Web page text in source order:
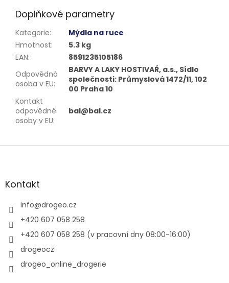
Doplňkové parametry
Kategorie:
Mýdla na ruce
Hmotnost:
5.3 kg
EAN:
8591235105186
Odpovědná
osoba v EU:
BARVY A LAKY HOSTIVAŘ, a.s., Sídlo
společnosti: Průmyslová 1472/11, 102
00 Praha 10
Kontakt
odpovědné
osoby v EU:
bal@bal.cz
Z
aKontakt
info@drogeo.cz
+420 607 058 258
+420 607 058 258 (v pracovní dny 08:00-16:00)
drogeocz
drogeo_online_drogerie